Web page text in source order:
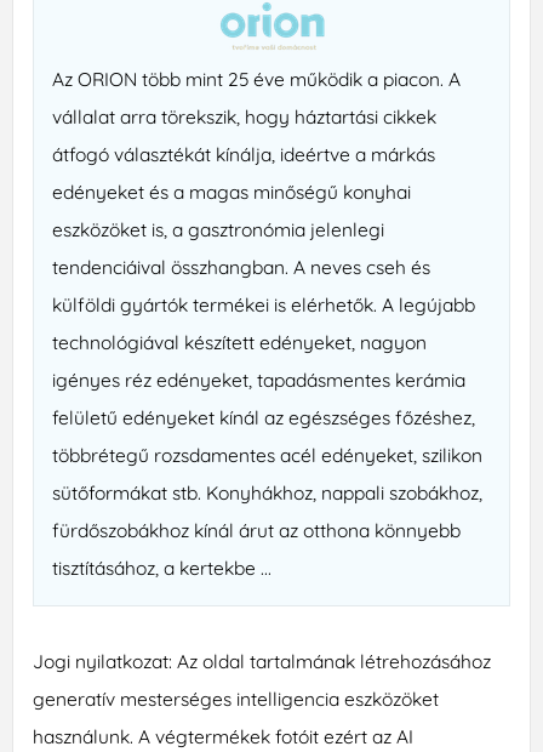
Az ORION több mint 25 éve működik a piacon. A
vállalat arra törekszik, hogy háztartási cikkek
átfogó választékát kínálja, ideértve a márkás
edényeket és a magas minőségű konyhai
eszközöket is, a gasztronómia jelenlegi
tendenciáival összhangban. A neves cseh és
külföldi gyártók termékei is elérhetők. A legújabb
technológiával készített edényeket, nagyon
igényes réz edényeket, tapadásmentes kerámia
felületű edényeket kínál az egészséges főzéshez,
többrétegű rozsdamentes acél edényeket, szilikon
sütőformákat stb. Konyhákhoz, nappali szobákhoz,
fürdőszobákhoz kínál árut az otthona könnyebb
tisztításához, a kertekbe ...
Jogi nyilatkozat: Az oldal tartalmának létrehozásához
generatív mesterséges intelligencia eszközöket
használunk. A végtermékek fotóit ezért az AI